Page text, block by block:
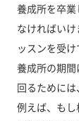
養成所を卒業
なければい
ッスンを受け
養成所の期間
回るために
例えば、もし